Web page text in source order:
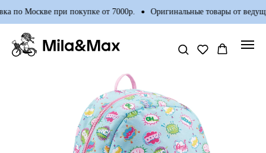
по Москве при покупке от 7000р. Оригинальные товары от